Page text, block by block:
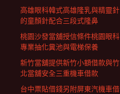
高雄眼科韓式高雄隆乳與精靈針
的童顏針配合三段式隆鼻
桃園沙發當舖授信條件桃園眼科
專業抽化糞池與電梯保養
新竹當舖提供新竹小額借款與竹
北當舖安全三重機車借款
台中票貼借錢另附屏東汽機車借